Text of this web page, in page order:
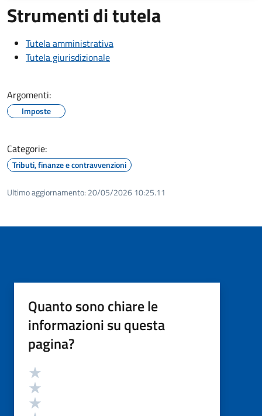
Strumenti di tutela
Tutela amministrativa
Tutela giurisdizionale
Argomenti:
Imposte
Categorie:
Tributi, finanze e contravvenzioni
Ultimo aggiornamento: 20/05/2026 10:25.11
Quanto sono chiare le
informazioni su questa
pagina?
Valutazione